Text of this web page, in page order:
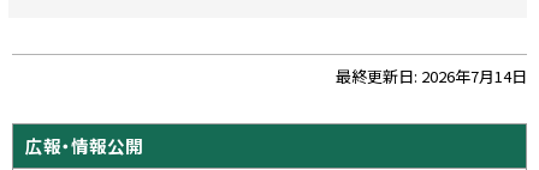
プ
に
最終更新日: 2026年7月14日
サ
広報・情報公開